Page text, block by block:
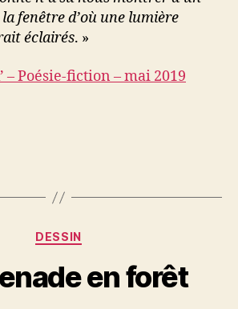
fenêtre d’où une lumière
éclairés. »
– Poésie-fiction – mai 2019
Catégories
DESSIN
en forêt